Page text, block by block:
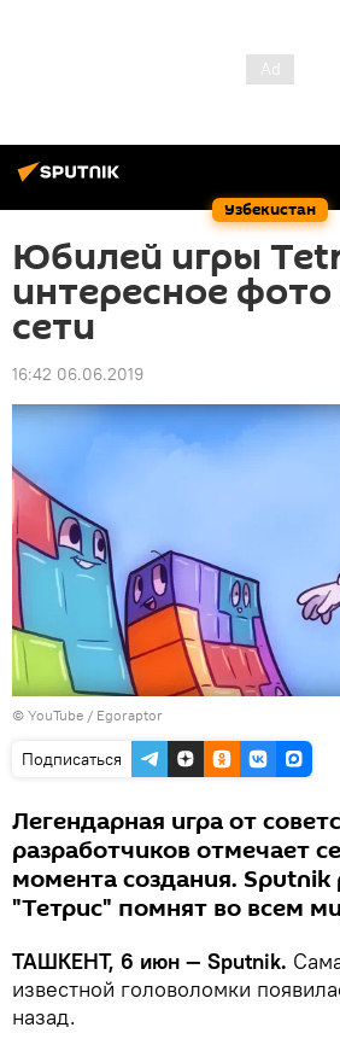
Узбекистан
Юбилей игры
интересное
сети
16:42 06.06.2019
© YouTube / Egoraptor
Подписаться
Легендарная игра от
разработчиков отмечает
момента создания. Sputnik
"Тетрис" помнят во всем
ТАШКЕНТ, 6 июн — Sputnik.
известной головоломки
назад.